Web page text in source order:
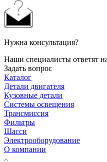
Нужна консультация?
Наши специалисты ответят
Задать вопрос
Каталог
Детали двигателя
Кузовные детали
Системы освещения
Трансмиссия
Фильтры
Шасси
Электрооборудование
О компании